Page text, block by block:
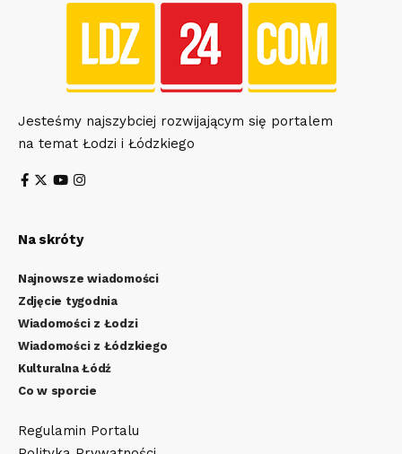
Jesteśmy najszybciej rozwijającym się portalem
na temat Łodzi i Łódzkiego
Na skróty
Najnowsze wiadomości
Zdjęcie tygodnia
Wiadomości z Łodzi
Wiadomości z Łódzkiego
Kulturalna Łódź
Co w sporcie
Regulamin Portalu